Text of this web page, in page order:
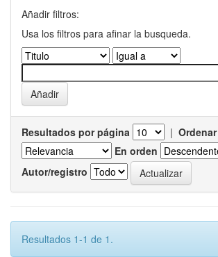
Añadir filtros:
Usa los filtros para afinar la busqueda.
Resultados por página |
En orden
Autor/registro
Resultados 1-1 de 1.